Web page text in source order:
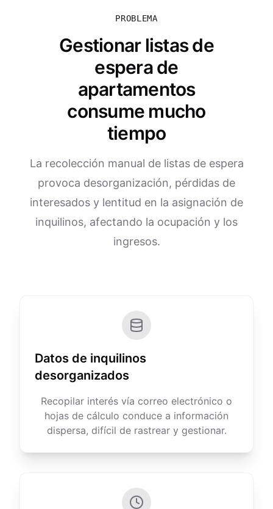
PROBLEMA
Gestionar listas de
espera de
apartamentos
consume mucho
tiempo
La recolección manual de listas de espera
provoca desorganización, pérdidas de
interesados y lentitud en la asignación de
inquilinos, afectando la ocupación y los
ingresos.
Datos de inquilinos
desorganizados
Recopilar interés vía correo electrónico o
hojas de cálculo conduce a información
dispersa, difícil de rastrear y gestionar.